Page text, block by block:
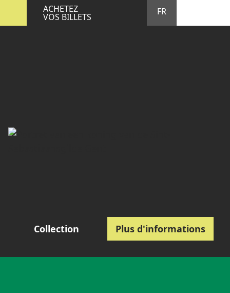
ACHETEZ
VOS BILLETS FR
Collection Plus d'informations